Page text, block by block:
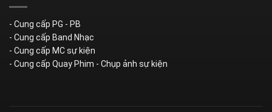
- Cung cấp PG - PB
- Cung cấp Band Nhạc
- Cung cấp MC sự kiện
- Cung cấp Quay Phim - Chụp ảnh sự kiện